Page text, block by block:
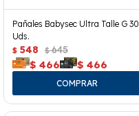
Pañales Babysec Ultra Talle G 30
Uds.
$ 548 $ 645
$ 466 $ 466